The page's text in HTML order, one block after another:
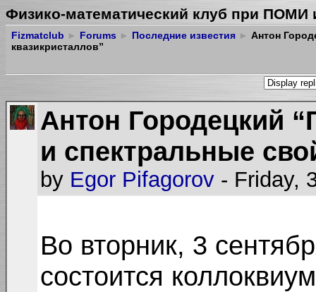
Физико-математический клуб при ПОМИ
Fizmatclub ► Forums ► Последние известия ► Антон
квазикристаллов”
Антон Городецкий
и спектральные
by Egor Pifagorov - Friday,
Во вторник, 3
состоится